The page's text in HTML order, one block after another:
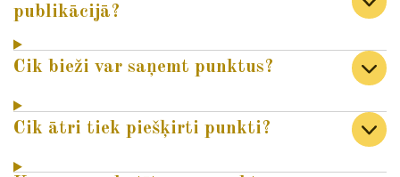
publikācijā?
Cik bieži var saņemt punktus?
Cik ātri tiek piešķirti punkti?